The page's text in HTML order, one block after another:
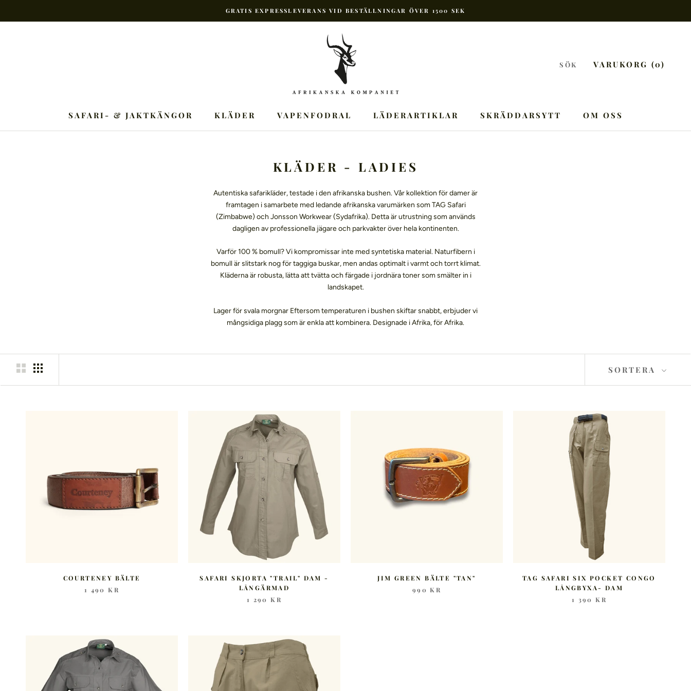
GRATIS EXPRESSLEVERANS VID BESTÄLLNINGAR ÖVER 1500 SEK
SAFARI- & JAKTKÄNGOR KLÄDER VAPENFODRAL LÄDERARTIKLAR SKRÄDDARSYTT
OM OSS
SÖK VARUKORG (0)
KLÄDER - LADIES
Autentiska safarikläder, testade i den afrikanska bushen. Vår kollektion för damer är
framtagen i samarbete med ledande afrikanska varumärken som TAG Safari
(Zimbabwe) och Jonsson Workwear (Sydafrika). Detta är utrustning som används
dagligen av professionella jägare och parkvakter över hela kontinenten.
Varför 100 % bomull? Vi kompromissar inte med syntetiska material. Naturfibern i
bomull är slitstark nog för taggiga buskar, men andas optimalt i varmt och torrt klimat.
Kläderna är robusta, lätta att tvätta och färgade i jordnära toner som smälter in i
landskapet.
Lager för svala morgnar Eftersom temperaturen i bushen skiftar snabbt, erbjuder vi
mångsidiga plagg som är enkla att kombinera. Designade i Afrika, för Afrika.
SORTERA
COURTENEY BÄLTE
1 490 KR
SAFARI SKJORTA "TRAIL" DAM -
LÅNGÄRMAD
1 290 KR
JIM GREEN BÄLTE "TAN"
990 KR
TAG SAFARI SIX POCKET CONGO
LÅNGBYXA- DAM
1 390 KR